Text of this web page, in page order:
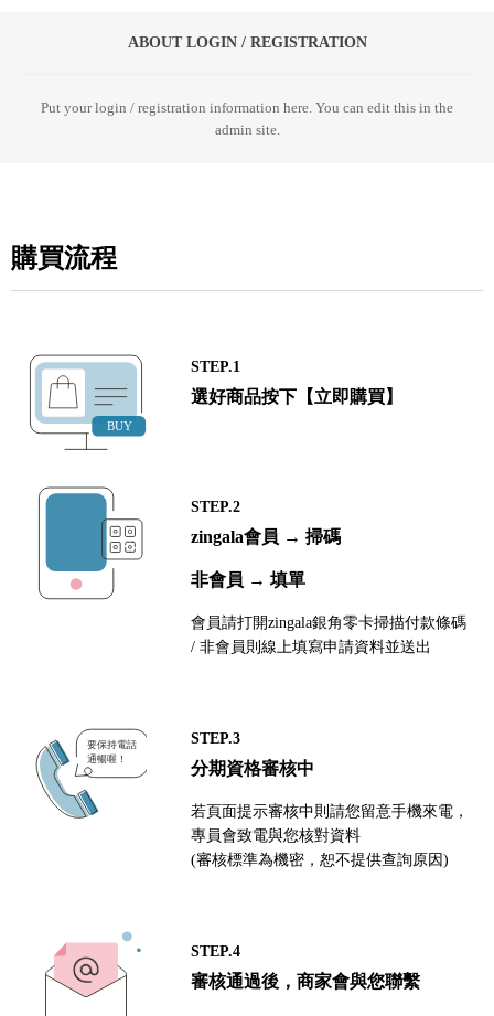
ABOUT LOGIN / REGISTRATION
Put your login / registration information here. You can edit this in the
admin site.
購買流程
STEP.1
選好商品按下【立即購買】
STEP.2
zingala會員 → 掃碼
非會員 → 填單
會員請打開zingala銀角零卡掃描付款條碼
/ 非會員則線上填寫申請資料並送出
STEP.3
分期資格審核中
若頁面提示審核中則請您留意手機來電，
專員會致電與您核對資料
(審核標準為機密，恕不提供查詢原因)
STEP.4
審核通過後，商家會與您聯繫